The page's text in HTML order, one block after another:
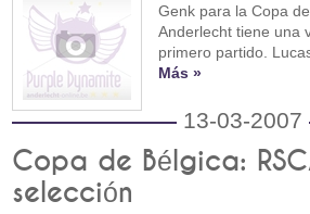
Genk para la Copa
Anderlecht tiene una
primero partido.
Más »
13-03-2007
Copa de Bélgica:
selección